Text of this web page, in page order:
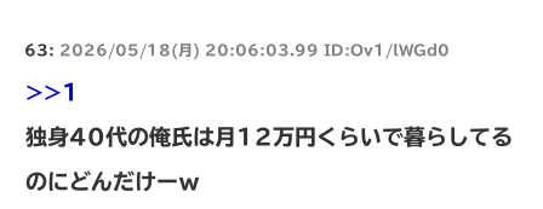
63: 2026/05/18(月) 20:06:03.99 ID:Ov1/lWGd0
>>1
独身40代の俺氏は月12万円くらいで暮らしてる
のにどんだけーｗ